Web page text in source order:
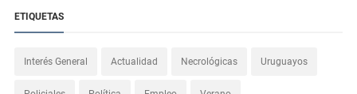
ETIQUETAS
Interés General Actualidad Necrológicas Uruguayos